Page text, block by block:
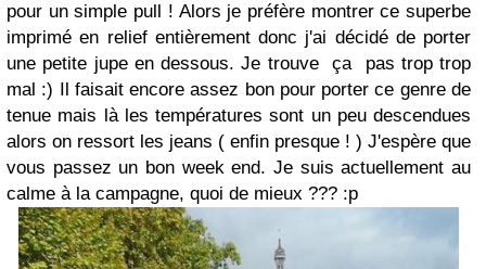
pour un simple pull ! Alors je préfère montrer ce superbe
imprimé en relief entièrement donc j'ai décidé de porter
une petite jupe en dessous. Je trouve ça pas trop trop
mal :) Il faisait encore assez bon pour porter ce genre de
tenue mais là les températures sont un peu descendues
alors on ressort les jeans ( enfin presque ! ) J'espère que
vous passez un bon week end. Je suis actuellement au
calme à la campagne, quoi de mieux ??? :p